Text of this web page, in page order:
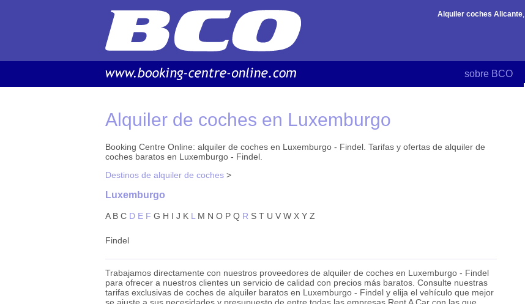
Alquiler de coches en Luxemburgo
Booking Centre Online: alquiler de coches en Luxemburgo - Findel. Tarifas y ofertas de alquiler de
coches baratos en Luxemburgo - Findel.
Destinos de alquiler de coches >
Luxemburgo
A B C D E F G H I J K L M N O P Q R S T U V W X Y Z
Findel
Trabajamos directamente con nuestros proveedores de alquiler de coches en Luxemburgo - Findel
para ofrecer a nuestros clientes un servicio de calidad con precios más baratos. Consulte nuestras
tarifas exclusivas de coches de alquiler baratos en Luxemburgo - Findel y elija el vehículo que mejor
se ajuste a sus necesidades y presupuesto de entre todas las empresas Rent A Car con las que
Alquiler coches Alicante,
sobre BCO